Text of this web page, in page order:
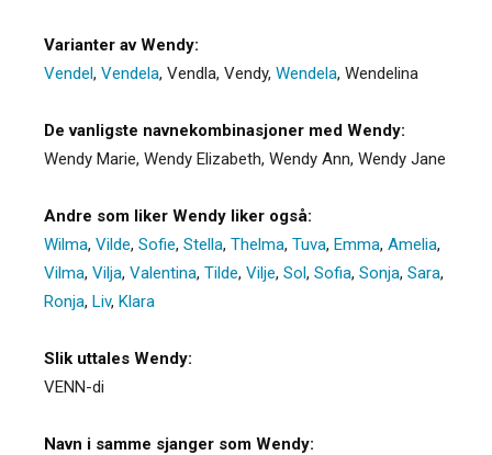
Varianter av Wendy:
Vendel, Vendela, Vendla, Vendy, Wendela, Wendelina
De vanligste navnekombinasjoner med Wendy:
Wendy Marie, Wendy Elizabeth, Wendy Ann, Wendy Jane
Andre som liker Wendy liker også:
Wilma, Vilde, Sofie, Stella, Thelma, Tuva, Emma, Amelia,
Vilma, Vilja, Valentina, Tilde, Vilje, Sol, Sofia, Sonja, Sara,
Ronja, Liv, Klara
Slik uttales Wendy:
VENN-di
Navn i samme sjanger som Wendy: